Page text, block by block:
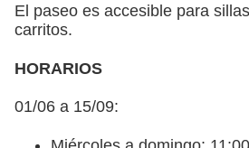
El paseo es accesible para
carritos.
HORARIOS
01/06 a 15/09: